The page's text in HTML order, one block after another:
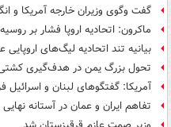
گفت وگوی وزیران خارجه آمریکا و
ماکرون: اتحادیه اروپا فشار بر
بیانیه تند اتحادیه لیگ‌های اروپایی
تحول بزرگ یمن در هدف‌گیری
آمریکا: گفتگوهای لبنان و اسرائیل
تفاهم ایران و عمان در آستانه